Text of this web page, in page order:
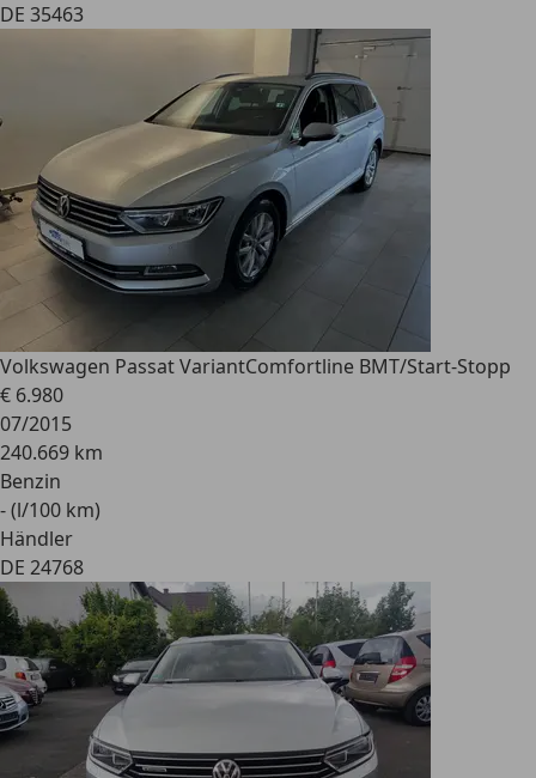
DE 35463
Volkswagen Passat VariantComfortline BMT/Start-Stopp
€ 6.980
07/2015
240.669 km
Benzin
- (l/100 km)
Händler
DE 24768